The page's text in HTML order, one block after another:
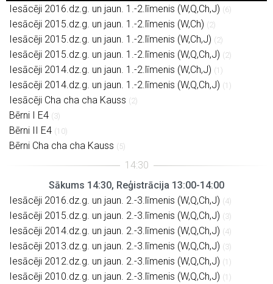
Iesācēji 2016.dz.g. un jaun. 1.-2.līmenis (W,Q,Ch,J) (6)
Iesācēji 2015.dz.g. un jaun. 1.-2.līmenis (W,Ch) (2)
Iesācēji 2015.dz.g. un jaun. 1.-2.līmenis (W,Ch,J) (2)
Iesācēji 2015.dz.g. un jaun. 1.-2.līmenis (W,Q,Ch,J) (2)
Iesācēji 2014.dz.g. un jaun. 1.-2.līmenis (W,Ch,J) (1)
Iesācēji 2014.dz.g. un jaun. 1.-2.līmenis (W,Q,Ch,J) (1)
Iesācēji Cha cha cha Kauss (2)
Bērni I E4 (3)
Bērni II E4 (10)
Bērni Cha cha cha Kauss (5)
Sākums 14:30, Reģistrācija 13:00-14:00
Iesācēji 2016.dz.g. un jaun. 2.-3.līmenis (W,Q,Ch,J) (4)
Iesācēji 2015.dz.g. un jaun. 2.-3.līmenis (W,Q,Ch,J) (3)
Iesācēji 2014.dz.g. un jaun. 2.-3.līmenis (W,Q,Ch,J) (4)
Iesācēji 2013.dz.g. un jaun. 2.-3.līmenis (W,Q,Ch,J) (3)
Iesācēji 2012.dz.g. un jaun. 2.-3.līmenis (W,Q,Ch,J) (1)
Iesācēji 2010.dz.g. un jaun. 2.-3.līmenis (W,Q,Ch,J) (1)